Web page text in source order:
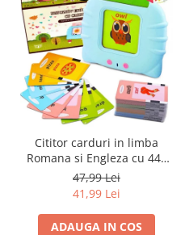
Cititor carduri in limba
Romana si Engleza cu 448
cuvinte, 224 imagini,
dezvoltare vocabular,
albastru
47,99 Lei
41,99 Lei
ADAUGA IN COS